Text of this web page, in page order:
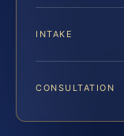
INTAKE
CONSULTATION